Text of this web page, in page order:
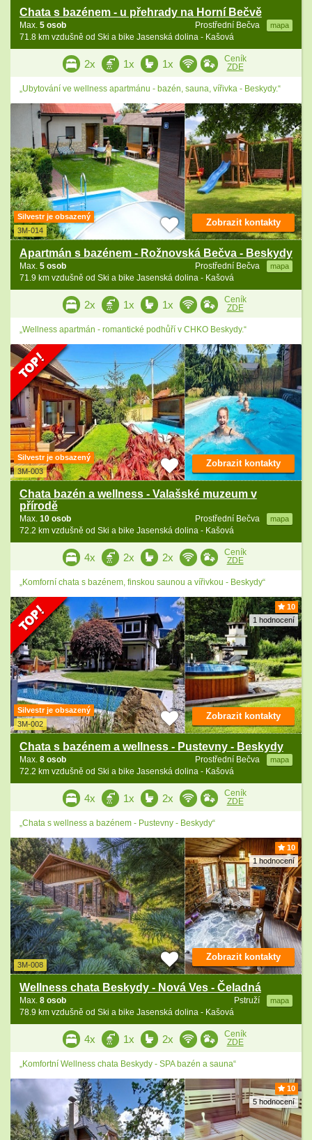
Chata s bazénem - u přehrady na Horní Bečvě
Prostřední Bečva mapa
Max. 5 osob
71.8 km vzdušně od Ski a bike Jasenská dolina - Kašová
2x 1x 1x
Ceník
ZDE
„Ubytování ve wellness apartmánu - bazén, sauna, vířivka - Beskydy.“
Silvestr je obsazený
3M-014
Apartmán s bazénem - Rožnovská Bečva - Beskydy
Prostřední Bečva mapa
Max. 5 osob
71.9 km vzdušně od Ski a bike Jasenská dolina - Kašová
Zobrazit kontakty
2x 1x 1x
Ceník
ZDE
„Wellness apartmán - romantické podhůří v CHKO Beskydy.“
Silvestr je obsazený
3M-003
Chata bazén a wellness - Valašské muzeum v
přírodě
Prostřední Bečva mapa
Max. 10 osob
72.2 km vzdušně od Ski a bike Jasenská dolina - Kašová
Zobrazit kontakty
4x 2x 2x
Ceník
ZDE
„Komforní chata s bazénem, finskou saunou a vířivkou - Beskydy“
10
1 hodnocení
Silvestr je obsazený
3M-002
Chata s bazénem a wellness - Pustevny - Beskydy
Prostřední Bečva mapa
Max. 8 osob
72.2 km vzdušně od Ski a bike Jasenská dolina - Kašová
Zobrazit kontakty
4x 1x 2x
Ceník
ZDE
„Chata s wellness a bazénem - Pustevny - Beskydy“
10
1 hodnocení
3M-008
Wellness chata Beskydy - Nová Ves - Čeladná
Pstruží mapa
Max. 8 osob
78.9 km vzdušně od Ski a bike Jasenská dolina - Kašová
Zobrazit kontakty
4x 1x 2x
Ceník
ZDE
„Komfortní Wellness chata Beskydy - SPA bazén a sauna“
10
5 hodnocení